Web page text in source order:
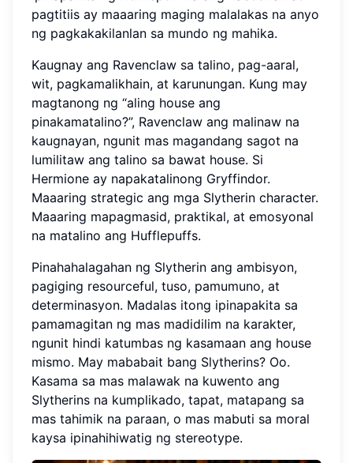
pagtitiis ay maaaring maging malalakas na anyo
ng pagkakakilanlan sa mundo ng mahika.
Kaugnay ang Ravenclaw sa talino, pag-aaral,
wit, pagkamalikhain, at karunungan. Kung may
magtanong ng “aling house ang
pinakamatalino?”, Ravenclaw ang malinaw na
kaugnayan, ngunit mas magandang sagot na
lumilitaw ang talino sa bawat house. Si
Hermione ay napakatalinong Gryffindor.
Maaaring strategic ang mga Slytherin character.
Maaaring mapagmasid, praktikal, at emosyonal
na matalino ang Hufflepuffs.
Pinahahalagahan ng Slytherin ang ambisyon,
pagiging resourceful, tuso, pamumuno, at
determinasyon. Madalas itong ipinapakita sa
pamamagitan ng mas madidilim na karakter,
ngunit hindi katumbas ng kasamaan ang house
mismo. May mababait bang Slytherins? Oo.
Kasama sa mas malawak na kuwento ang
Slytherins na kumplikado, tapat, matapang sa
mas tahimik na paraan, o mas mabuti sa moral
kaysa ipinahihiwatig ng stereotype.